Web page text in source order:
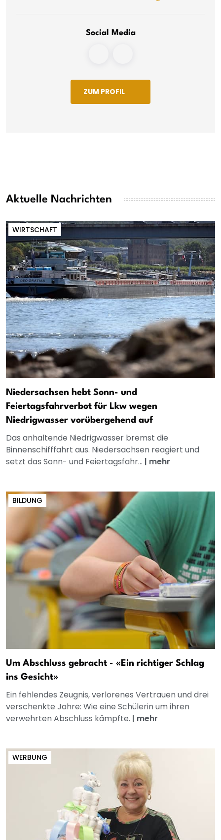
Social Media
ZUM PROFIL
Aktuelle Nachrichten
WIRTSCHAFT
Niedersachsen hebt Sonn- und
Feiertagsfahrverbot für Lkw wegen
Niedrigwasser vorübergehend auf
Das anhaltende Niedrigwasser bremst die
Binnenschifffahrt aus. Niedersachsen reagiert und
setzt das Sonn- und Feiertagsfahr... | mehr
BILDUNG
Um Abschluss gebracht - «Ein richtiger Schlag
ins Gesicht»
Ein fehlendes Zeugnis, verlorenes Vertrauen und drei
verschenkte Jahre: Wie eine Schülerin um ihren
verwehrten Abschluss kämpfte. | mehr
WERBUNG